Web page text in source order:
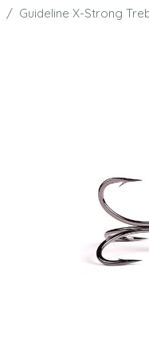
Guideline X-Strong